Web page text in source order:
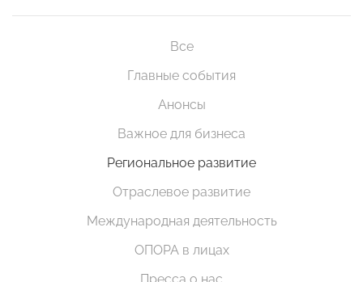
Все
Главные события
Анонсы
Важное для бизнеса
Региональное развитие
Отраслевое развитие
Международная деятельность
ОПОРА в лицах